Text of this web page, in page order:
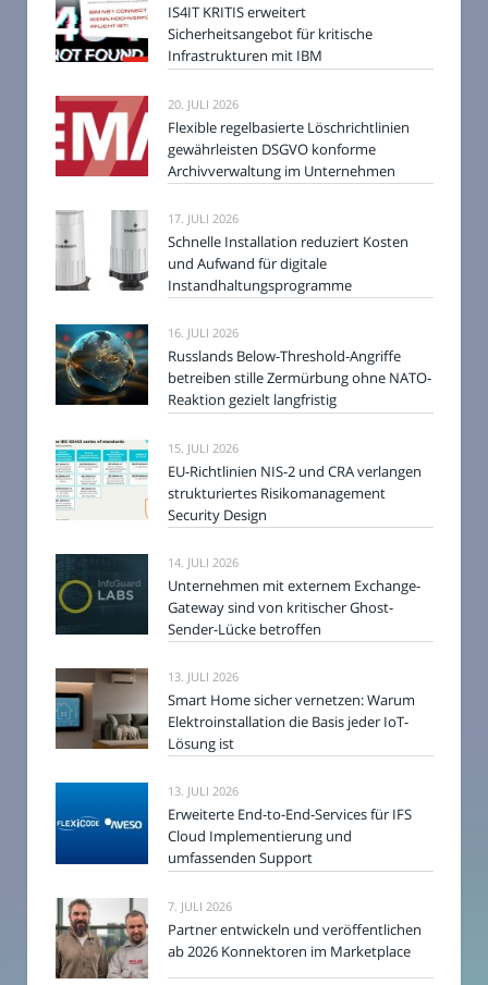
IS4IT KRITIS erweitert
Sicherheitsangebot für kritische
Infrastrukturen mit IBM
20. JULI 2026
Flexible regelbasierte Löschrichtlinien
gewährleisten DSGVO konforme
Archivverwaltung im Unternehmen
17. JULI 2026
Schnelle Installation reduziert Kosten
und Aufwand für digitale
Instandhaltungsprogramme
16. JULI 2026
Russlands Below-Threshold-Angriffe
betreiben stille Zermürbung ohne NATO-
Reaktion gezielt langfristig
15. JULI 2026
EU-Richtlinien NIS-2 und CRA verlangen
strukturiertes Risikomanagement
Security Design
14. JULI 2026
Unternehmen mit externem Exchange-
Gateway sind von kritischer Ghost-
Sender-Lücke betroffen
13. JULI 2026
Smart Home sicher vernetzen: Warum
Elektroinstallation die Basis jeder IoT-
Lösung ist
13. JULI 2026
Erweiterte End-to-End-Services für IFS
Cloud Implementierung und
umfassenden Support
7. JULI 2026
Partner entwickeln und veröffentlichen
ab 2026 Konnektoren im Marketplace